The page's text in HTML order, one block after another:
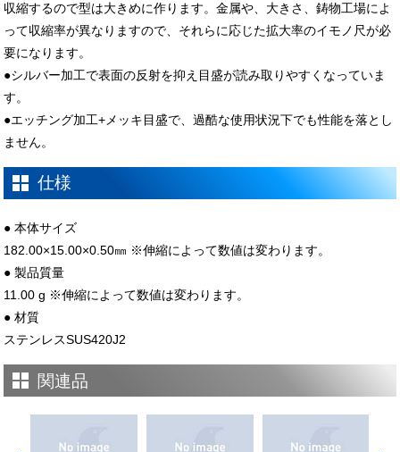
収縮するので型は大きめに作ります。金属や、大きさ、鋳物工場によ
って収縮率が異なりますので、それらに応じた拡大率のイモノ尺が必
要になります。
●シルバー加工で表面の反射を抑え目盛が読み取りやすくなっていま
す。
●エッチング加工+メッキ目盛で、過酷な使用状況下でも性能を落とし
ません。
仕様
● 本体サイズ
182.00×15.00×0.50㎜ ※伸縮によって数値は変わります。
● 製品質量
11.00 g ※伸縮によって数値は変わります。
● 材質
ステンレスSUS420J2
関連品